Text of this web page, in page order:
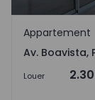
Av. Boavista,
Appartement
Av. Boavista,
Louer